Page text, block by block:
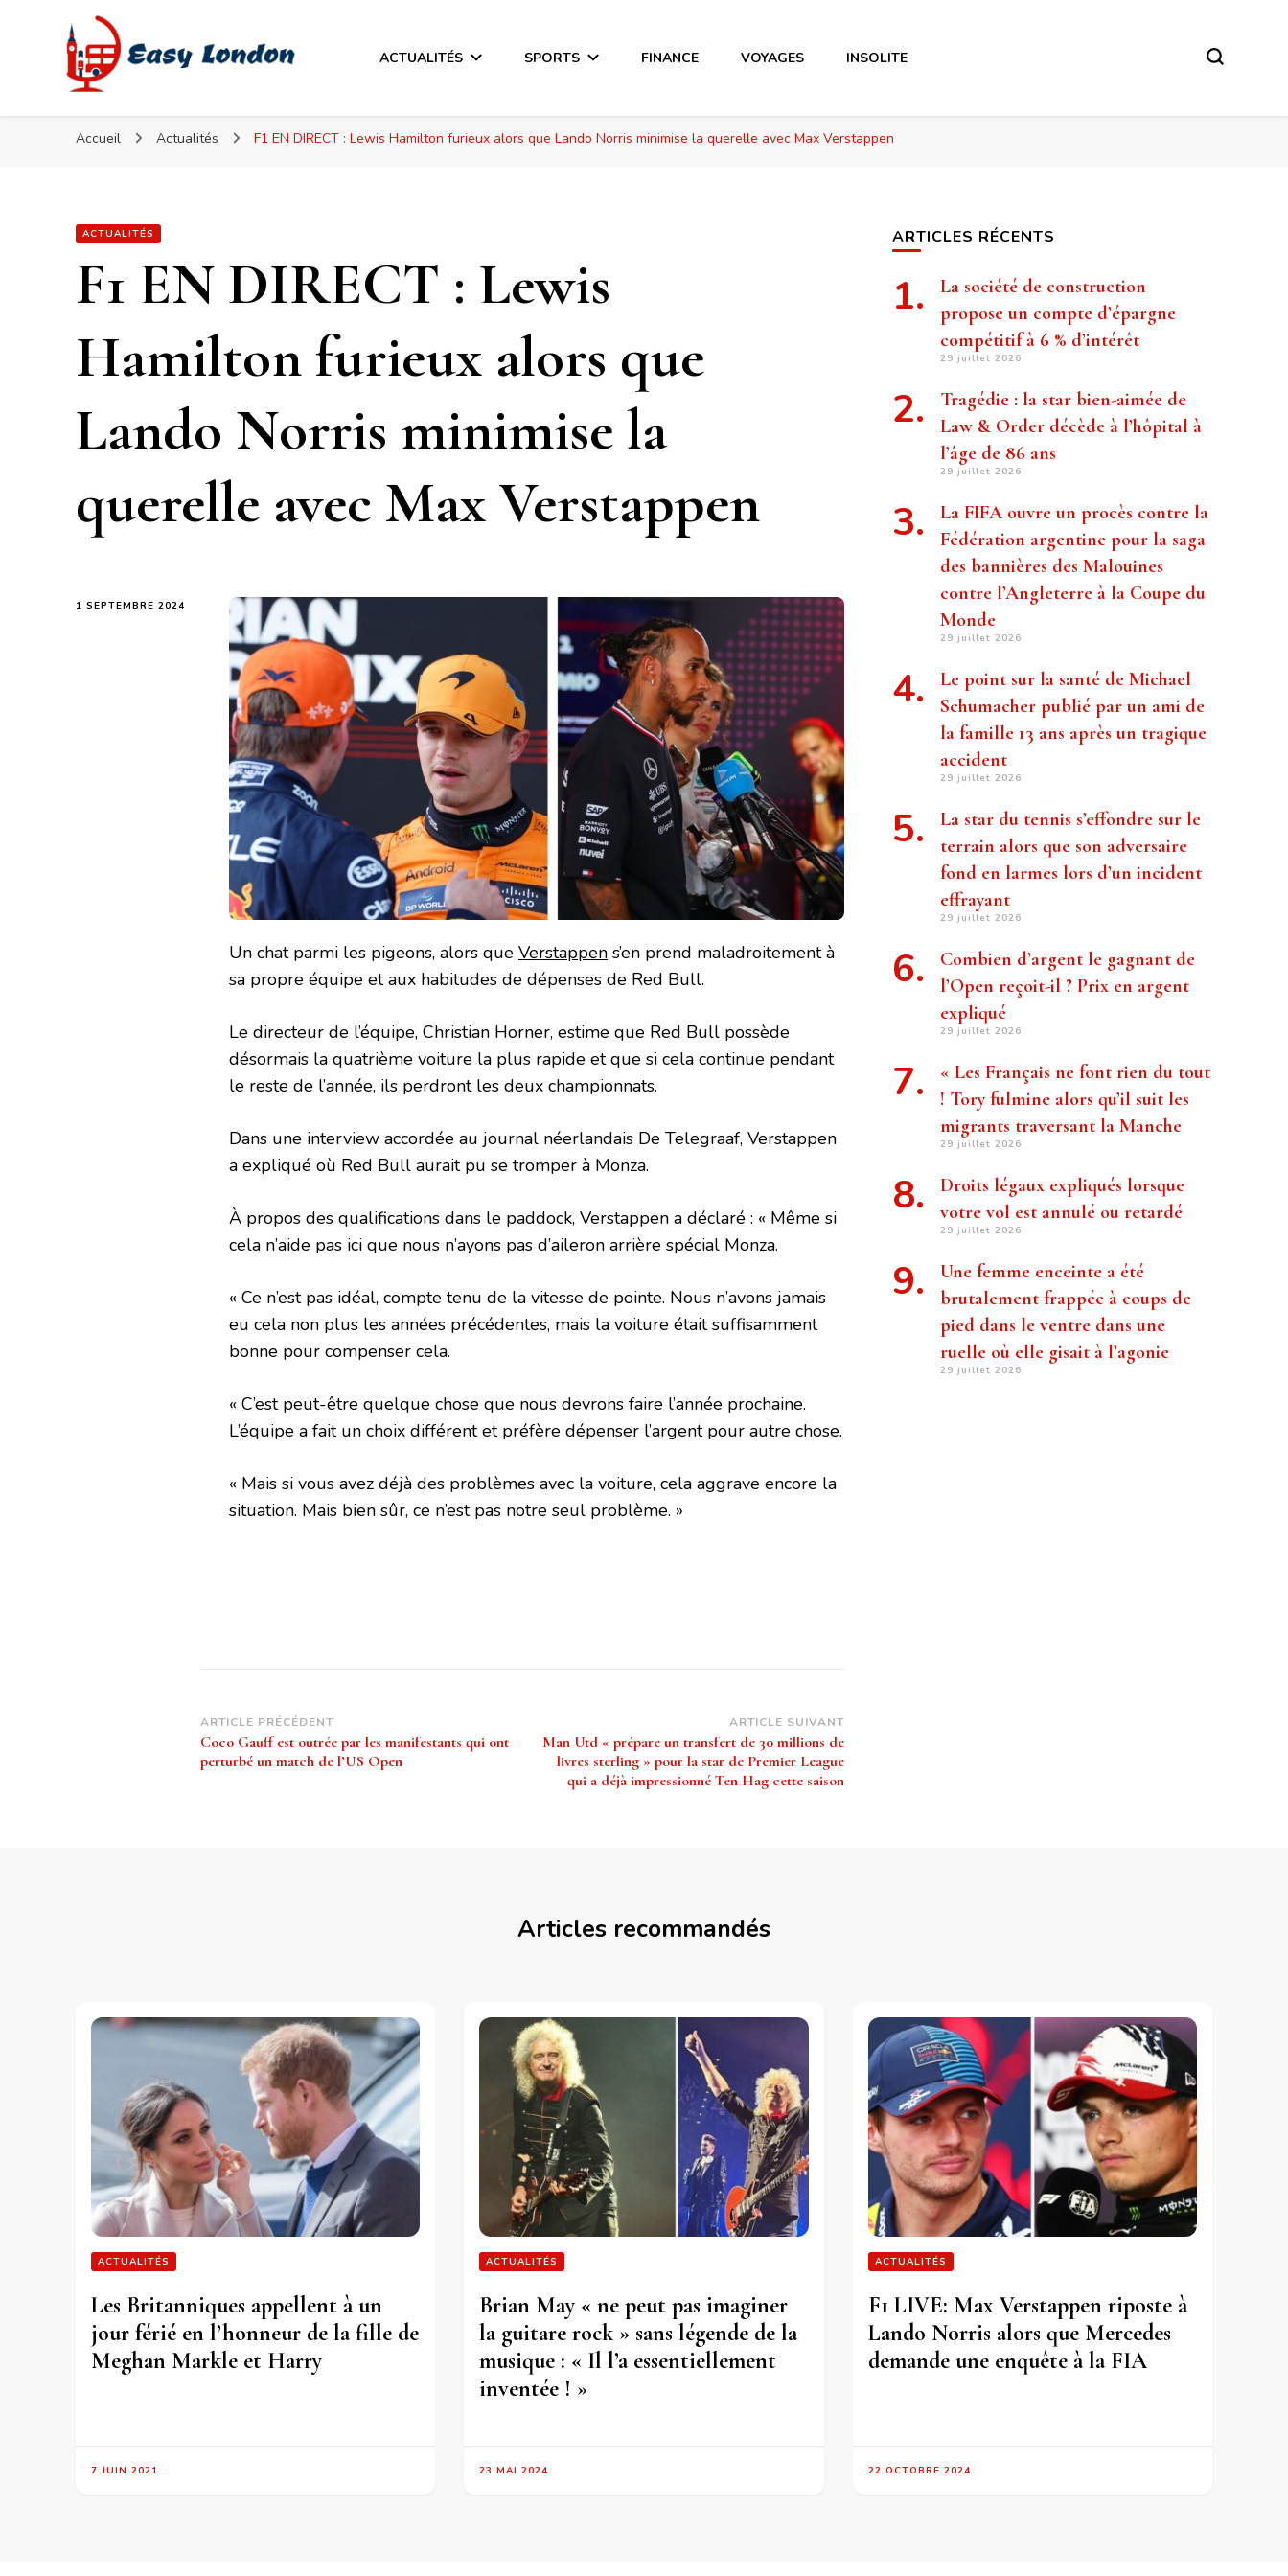
Easy London
Easy London
ACTUALITÉS SPORTS FINANCE VOYAGES INSOLITE
Accueil Actualités F1 EN DIRECT : Lewis Hamilton furieux alors que Lando Norris minimise la querelle avec Max Verstappen
ACTUALITÉS
F1 EN DIRECT : Lewis
Hamilton furieux alors que
Lando Norris minimise la
querelle avec Max Verstappen
1 SEPTEMBRE 2024
Un chat parmi les pigeons, alors que Verstappen s’en prend maladroitement à
sa propre équipe et aux habitudes de dépenses de Red Bull.
Le directeur de l’équipe, Christian Horner, estime que Red Bull possède
désormais la quatrième voiture la plus rapide et que si cela continue pendant
le reste de l’année, ils perdront les deux championnats.
Dans une interview accordée au journal néerlandais De Telegraaf, Verstappen
a expliqué où Red Bull aurait pu se tromper à Monza.
À propos des qualifications dans le paddock, Verstappen a déclaré : « Même si
cela n’aide pas ici que nous n’ayons pas d’aileron arrière spécial Monza.
« Ce n’est pas idéal, compte tenu de la vitesse de pointe. Nous n’avons jamais
eu cela non plus les années précédentes, mais la voiture était suffisamment
bonne pour compenser cela.
« C’est peut-être quelque chose que nous devrons faire l’année prochaine.
L’équipe a fait un choix différent et préfère dépenser l’argent pour autre chose.
« Mais si vous avez déjà des problèmes avec la voiture, cela aggrave encore la
situation. Mais bien sûr, ce n’est pas notre seul problème. »
Navigation
d’article
ARTICLE PRÉCÉDENT
Coco Gauff est outrée par les manifestants qui ont
perturbé un match de l’US Open
ARTICLE SUIVANT
Man Utd « prépare un transfert de 30 millions de
livres sterling » pour la star de Premier League
qui a déjà impressionné Ten Hag cette saison
ARTICLES RÉCENTS
La société de construction
propose un compte d’épargne
compétitif à 6 % d’intérêt
29 juillet 2026
Tragédie : la star bien-aimée de
Law & Order décède à l’hôpital à
l’âge de 86 ans
29 juillet 2026
La FIFA ouvre un procès contre la
Fédération argentine pour la saga
des bannières des Malouines
contre l’Angleterre à la Coupe du
Monde
29 juillet 2026
Le point sur la santé de Michael
Schumacher publié par un ami de
la famille 13 ans après un tragique
accident
29 juillet 2026
La star du tennis s’effondre sur le
terrain alors que son adversaire
fond en larmes lors d’un incident
effrayant
29 juillet 2026
Combien d’argent le gagnant de
l’Open reçoit-il ? Prix ​​en argent
expliqué
29 juillet 2026
« Les Français ne font rien du tout
! Tory fulmine alors qu’il suit les
migrants traversant la Manche
29 juillet 2026
Droits légaux expliqués lorsque
votre vol est annulé ou retardé
29 juillet 2026
Une femme enceinte a été
brutalement frappée à coups de
pied dans le ventre dans une
ruelle où elle gisait à l’agonie
29 juillet 2026
Articles recommandés
ACTUALITÉS
Les Britanniques appellent à un
jour férié en l’honneur de la fille de
Meghan Markle et Harry
7 JUIN 2021
ACTUALITÉS
Brian May « ne peut pas imaginer
la guitare rock » sans légende de la
musique : « Il l’a essentiellement
inventée ! »
23 MAI 2024
ACTUALITÉS
F1 LIVE: Max Verstappen riposte à
Lando Norris alors que Mercedes
demande une enquête à la FIA
22 OCTOBRE 2024